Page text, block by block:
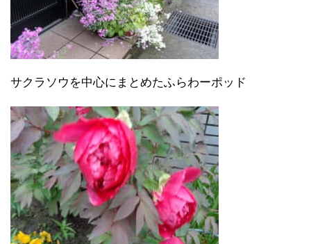
サクラソウを中心にまとめたふらわーポッド